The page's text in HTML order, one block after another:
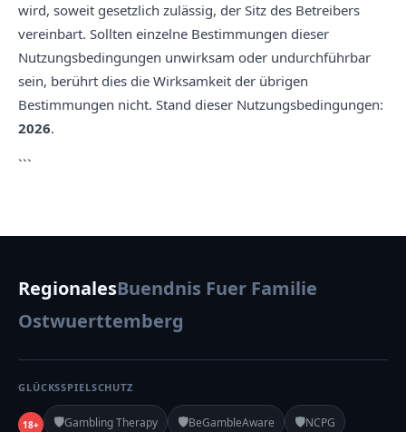
wird, soweit gesetzlich zulässig, der Sitz des Betreibers
vereinbart. Sollten einzelne Bestimmungen dieser
Nutzungsbedingungen unwirksam oder undurchführbar
sein, berührt dies die Wirksamkeit der übrigen
Bestimmungen nicht. Stand dieser Nutzungsbedingungen:
2026.
```
RegionalesBuendnis Fuer Familie
Ostwuerttemberg
GLÜCKSSPIELSCHUTZ
18+ 🛡️Gambling Therapy 🛡️BeGambleAware 🛡️NCPG